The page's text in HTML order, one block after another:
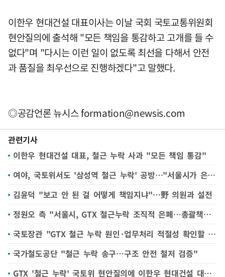
이한우 현대건설 대표이사는 이날 국회 국토교통위원회
현안질의에 출석해 "모든 책임을 통감하고 고개를 들 수
없다"며 "다시는 이런 일이 없도록 최선을 다해서 안전
과 품질을 최우선으로 진행하겠다"고 말했다.
◎공감언론 뉴시스formation@newsis.com
관련기사
이한우 현대건설 대표, 철근 누락 사과 "모든 책임 통감"
여야, 국토위서도 '삼성역 철근 누락' 공방…"서울시가 은폐" "국토부가 인지 못 해"
김윤덕 "보고 안 된 걸 어떻게 책임지냐"…野 의원과 설전
정원오 측 "서울시, GTX 철근누락 조직적 은폐…총괄책임자, 국회서 위증"
국토장관 "GTX 철근 누락 원인·업무처리 적절성 확인할 것"
국가철도공단 "철근 누락 송구…구조 안전 철저 검증"
GTX '철근 누락' 국토위 현안질의에 이한우 현대건설 대표 출석